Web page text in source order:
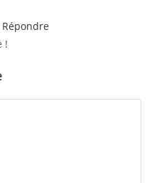
Répondre
!